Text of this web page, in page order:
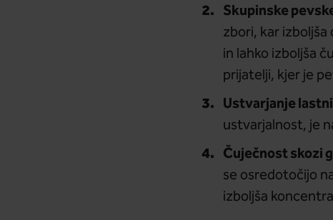
Skupinske
zbori, kar
in lahko izboljša
prijatelji, kjer je
Ustvarjanje
ustvarjalnost, je
Čuječnost skozi
se osredotočijo
izboljša